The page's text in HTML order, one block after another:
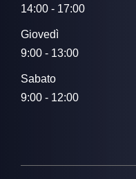
14:00 - 17:00
Giovedì
9:00 - 13:00
Sabato
9:00 - 12:00